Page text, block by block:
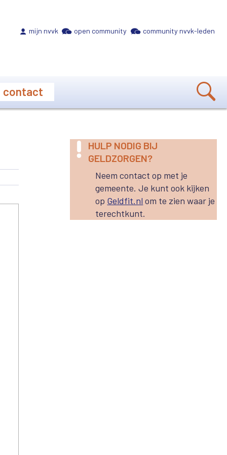
mijn nvvk open community community nvvk-leden
contact
HULP NODIG BIJ
GELDZORGEN?
Neem contact op met je
gemeente. Je kunt ook kijken
op Geldfit.nl om te zien waar je
terechtkunt.